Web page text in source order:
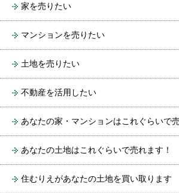
家を売りたい
マンションを売りたい
土地を売りたい
不動産を活用したい
あなたの家・マンションはこれぐらいで
あなたの土地はこれぐらいで売れます！
住むりえがあなたの土地を買い取ります